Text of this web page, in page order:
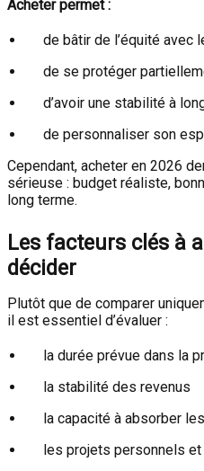
Acheter permet :
de bâtir de l’équité avec
de se protéger
d’avoir une stabilité à
de personnaliser son
Cependant, acheter en 2026
sérieuse : budget réaliste,
long terme.
Les facteurs clés à
décider
Plutôt que de comparer
il est essentiel d’évaluer :
la durée prévue dans la
la stabilité des revenus
la capacité à absorber
les projets personnels